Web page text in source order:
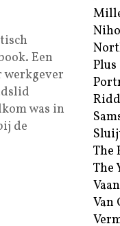
Een
werkgever
was in
de
Plus
The
The
Van